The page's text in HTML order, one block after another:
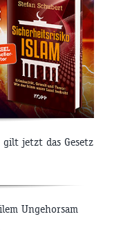
jetzt das Gesetz
Ungehorsam